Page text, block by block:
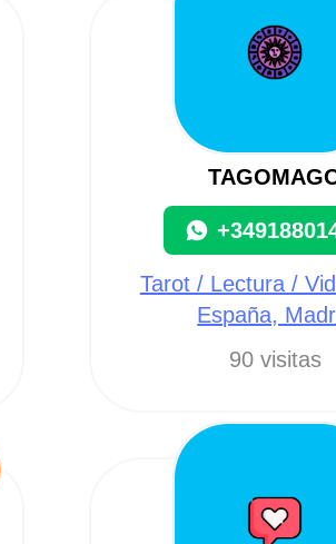
Tarot / Lectura /
España,
90 visitas